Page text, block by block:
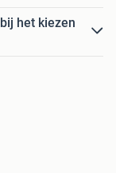
het kiezen